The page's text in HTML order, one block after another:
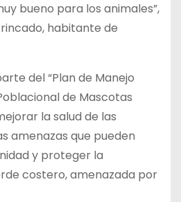
bueno para los animales”,
habitante de
del “Plan de Manejo
de Mascotas
la salud de las
amenazas que pueden
y proteger la
costero, amenazada por